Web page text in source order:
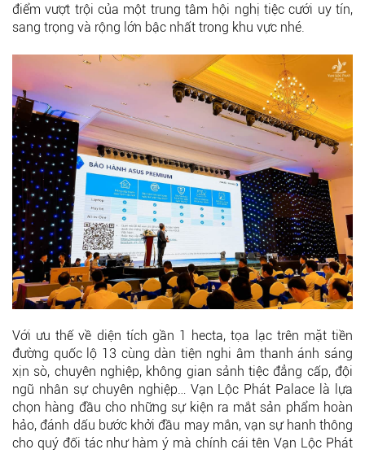
điểm vượt trội của một trung tâm hội nghị tiệc cưới uy tín,
sang trọng và rộng lớn bậc nhất trong khu vực nhé.
Với ưu thế về diện tích gần 1 hecta, tọa lạc trên mặt tiền
đường quốc lộ 13 cùng dàn tiện nghi âm thanh ánh sáng
xịn sò, chuyên nghiệp, không gian sảnh tiệc đẳng cấp, đội
ngũ nhân sự chuyên nghiệp… Vạn Lộc Phát Palace là lựa
chọn hàng đầu cho những sự kiện ra mắt sản phẩm hoàn
hảo, đánh dấu bước khởi đầu may mắn, vạn sự hanh thông
cho quý đối tác như hàm ý mà chính cái tên Vạn Lộc Phát